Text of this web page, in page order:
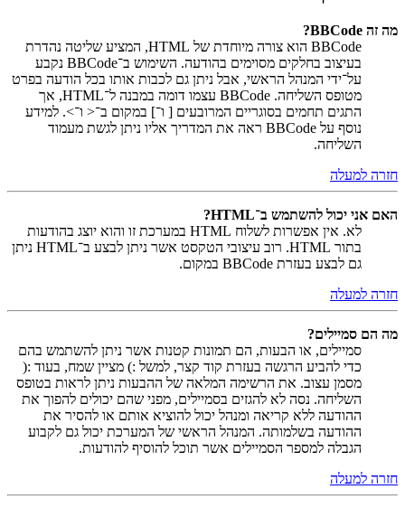
מה זה BBCode?
BBCode הוא צורה מיוחדת של HTML, המציע שליטה נהדרת
בעיצוב בחלקים מסוימים בהודעה. השימוש ב־BBCode נקבע
על־ידי המנהל הראשי, אבל ניתן גם לכבות אותו בכל הודעה בפרט
מטופס השליחה. BBCode עצמו דומה במבנה ל־HTML, אך
התגים תחמים בסוגריים המרובעים [ ו־] במקום ב־< ו־>. למידע
נוסף על BBCode ראה את המדריך אליו ניתן לגשת מעמוד
השליחה.
חזרה למעלה
האם אני יכול להשתמש ב־HTML?
לא. אין אפשרות לשלוח HTML במערכת זו והוא יוצג בהודעות
בתור HTML. רוב עיצובי הטקסט אשר ניתן לבצע ב־HTML ניתן
גם לבצע בעזרת BBCode במקום.
חזרה למעלה
מה הם סמיילים?
סמיילים, או הבעות, הם תמונות קטנות אשר ניתן להשתמש בהם
כדי להביע הרגשה בעזרת קוד קצר, למשל :) מציין שמח, בעוד :(
מסמן עצוב. את הרשימה המלאה של ההבעות ניתן לראות בטופס
השליחה. נסה לא להגזים בסמיילים, מפני שהם יכולים להפוך את
ההודעה ללא קריאה ומנהל יכול להוציא אותם או להסיר את
ההודעה בשלמותה. המנהל הראשי של המערכת יכול גם לקבוע
הגבלה למספר הסמיילים אשר תוכל להוסיף להודעות.
חזרה למעלה